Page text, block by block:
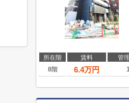
所在階 賃料
管
8階
6.4万円